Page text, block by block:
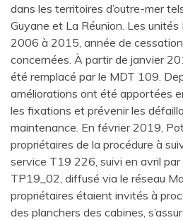
dans les territoires d’outre-mer
Guyane et La Réunion. Les
2006 à 2015, année de
concernées. À partir de janvier
été remplacé par le MDT 109.
améliorations ont été apportées
les fixations et prévenir les
maintenance. En février 2019,
propriétaires de la procédure à
service T19 226, suivi en avril par
TP19_02, diffusé via le réseau
propriétaires étaient invités à
des planchers des cabines,